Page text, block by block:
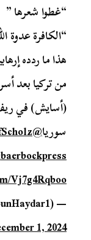
“غطوا شعرها ”
“الكافرة عدوة
هذا ما ردده
من تركيا بعد
(أسايش) في
سوريا@realDonaldTrump
Vj7g4Rqboo
— Khaldoun Haydar (@KhaldounHaydar1)
1, 2024